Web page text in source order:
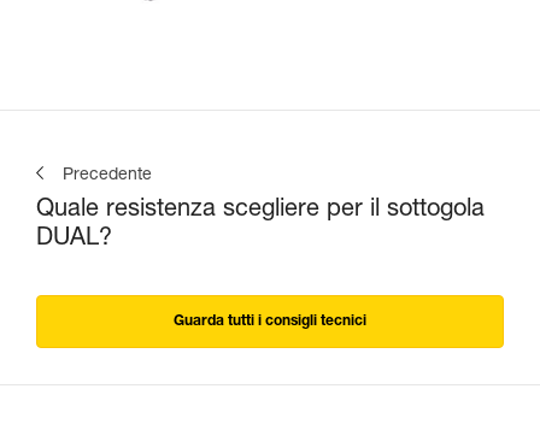
Precedente
Quale resistenza scegliere per il sottogola
DUAL?
Guarda tutti i consigli tecnici